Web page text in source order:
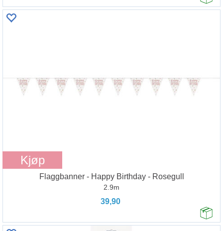
Kjøp
Flaggbanner - Happy Birthday - Rosegull
2.9m
39,90